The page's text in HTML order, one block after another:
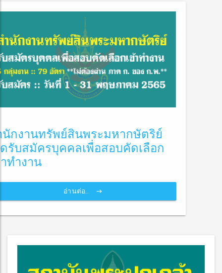
สำนักงานทรัพย์สินพระมหากษัตริย์
เปิดรับสมัครบุคคลเพื่อสอบคัดเลือก
เข้าทำงาน
อ่านต่อ...